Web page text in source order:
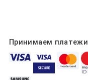
Принимаем платежи